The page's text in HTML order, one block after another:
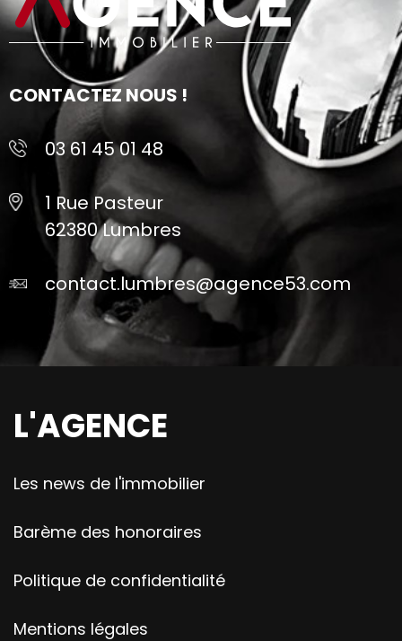
CONTACTEZ NOUS !
03 61 45 01 48
1 Rue Pasteur
62380 Lumbres
contact.lumbres@agence53.com
L'AGENCE
Les news de l'immobilier
Barème des honoraires
Politique de confidentialité
Mentions légales